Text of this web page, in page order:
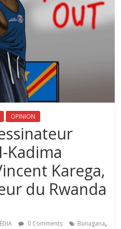
OPINION
Kadima
Karega,
du Rwanda
0 Comments Bunagana,